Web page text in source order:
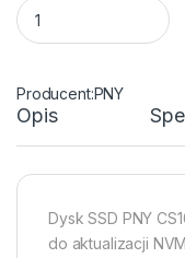
SSD M.2 NVMe
PNY
Opis
Dysk SSD PNY
do aktualizacji